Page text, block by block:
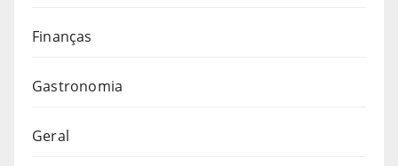
Finanças
Gastronomia
Geral